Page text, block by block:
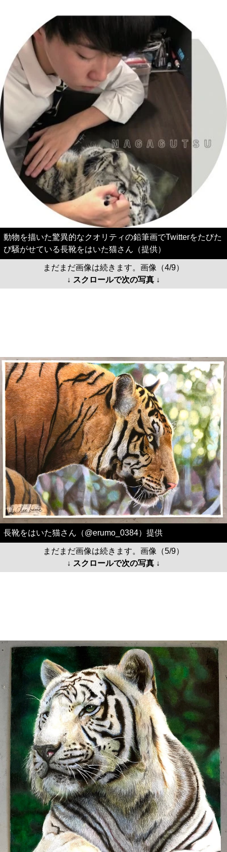
動物を描いた驚異的なクオリティの鉛筆画でTwitterをたびた
び騒がせている長靴をはいた猫さん（提供）
まだまだ画像は続きます。画像（4/9）
↓ スクロールで次の写真 ↓
長靴をはいた猫さん（@erumo_0384）提供
まだまだ画像は続きます。画像（5/9）
↓ スクロールで次の写真 ↓